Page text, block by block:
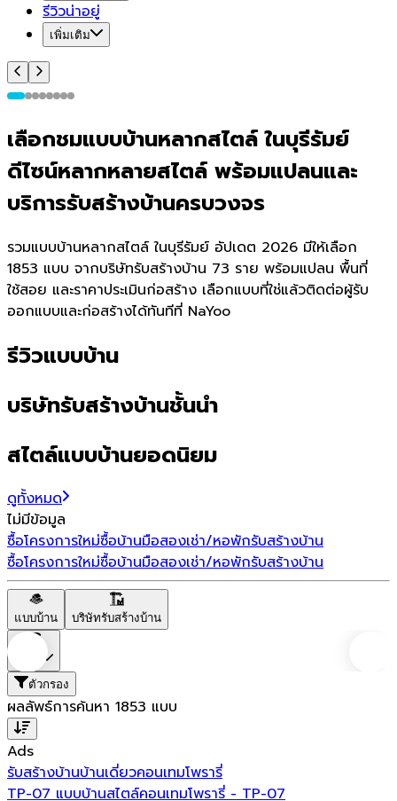
รีวิวน่าอยู่
เพิ่มเติม
เลือกชมแบบบ้านหลากสไตล์ ในบุรีรัมย์
ดีไซน์หลากหลายสไตล์ พร้อมแปลนและ
บริการรับสร้างบ้านครบวงจร
รวมแบบบ้านหลากสไตล์ ในบุรีรัมย์ อัปเดต 2026 มีให้เลือก
1853 แบบ จากบริษัทรับสร้างบ้าน 73 ราย พร้อมแปลน พื้นที่
ใช้สอย และราคาประเมินก่อสร้าง เลือกแบบที่ใช่แล้วติดต่อผู้รับ
ออกแบบและก่อสร้างได้ทันทีที่ NaYoo
รีวิวแบบบ้าน
บริษัทรับสร้างบ้านชั้นนำ
สไตล์แบบบ้านยอดนิยม
ดูทั้งหมด
ไม่มีข้อมูล
ซื้อโครงการใหม่ซื้อบ้านมือสองเช่า/หอพักรับสร้างบ้าน
ซื้อโครงการใหม่ซื้อบ้านมือสองเช่า/หอพักรับสร้างบ้าน
แบบบ้าน บริษัทรับสร้างบ้าน
ตัวกรอง
ผลลัพธ์การค้นหา 1853 แบบ
Ads
รับสร้างบ้านบ้านเดี่ยวคอนเทมโพรารี่
TP-07 แบบบ้านสไตล์คอนเทมโพรารี่ - TP-07